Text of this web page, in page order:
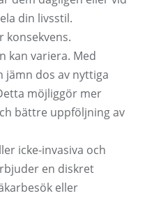
din livsstil.
konsekvens.
kan variera. Med
jämn dos av nyttiga
möjliggör mer
bättre uppföljning av
icke-invasiva och
en diskret
eller